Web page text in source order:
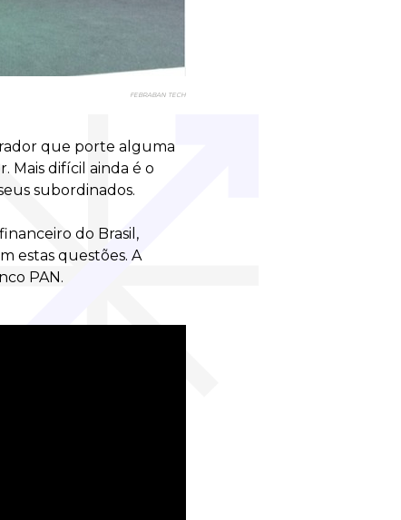
FEBRABAN TECH
que porte alguma
Mais difícil ainda é o
subordinados.
do Brasil,
estas questões. A
PAN.